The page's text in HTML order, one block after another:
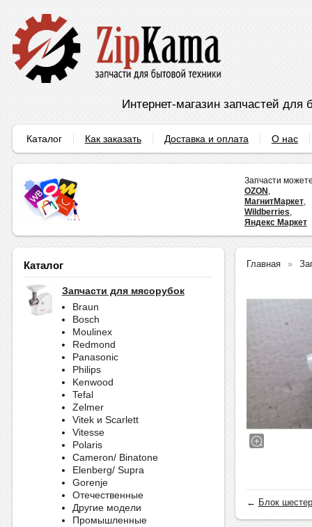
Интернет-магазин запчастей для
Каталог Как заказать Доставка и оплата О нас
Запчасти
OZON ,
МагнитМаркет,
Wildberries,
Яндекс Маркет
Каталог
Запчасти для мясорубок
Braun
Bosch
Moulinex
Redmond
Panasonic
Philips
Kenwood
Tefal
Zelmer
Vitek и Scarlett
Vitesse
Polaris
Cameron/ Binatone
Elenberg/ Supra
Gorenje
Отечественные
Другие модели
Промышленные
Главная
← Блок